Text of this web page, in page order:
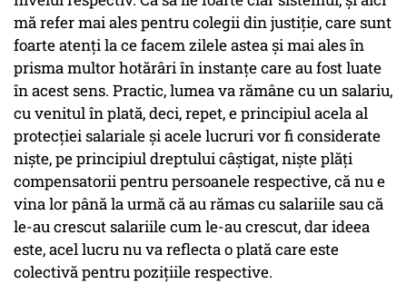
mă refer mai ales pentru colegii din justiție, care sunt
foarte atenți la ce facem zilele astea și mai ales în
prisma multor hotărâri în instanțe care au fost luate
în acest sens. Practic, lumea va rămâne cu un salariu,
cu venitul în plată, deci, repet, e principiul acela al
protecției salariale și acele lucruri vor fi considerate
niște, pe principiul dreptului câștigat, niște plăți
compensatorii pentru persoanele respective, că nu e
vina lor până la urmă că au rămas cu salariile sau că
le-au crescut salariile cum le-au crescut, dar ideea
este, acel lucru nu va reflecta o plată care este
colectivă pentru pozițiile respective.